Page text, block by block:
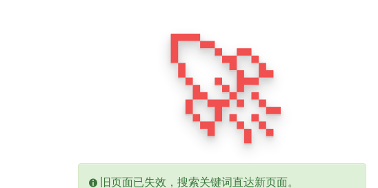
🚀
旧页面已失效，搜索关键词直达新页面。